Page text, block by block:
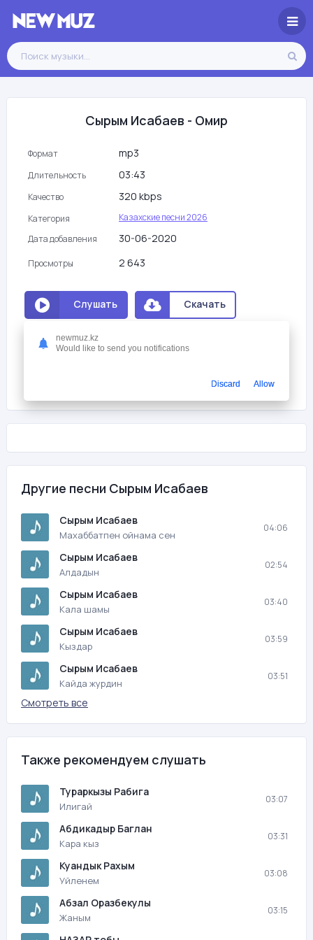
Сырым Исабаев - Омир
Формат mp3
Длительность 03:43
Качество 320 kbps
Категория
Казахские песни 2026
Дата добавления
30-06-2020
Просмотры 2 643
Слушать Скачать
Мне нравится
Исабаев - Омир с битрейтом 320 kb/s и продолжительностью 03:43
в mp3 формате и слушать онлайн.
Другие песни Сырым Исабаев
Сырым Исабаев
Махаббатпен ойнама сен
04:06
Сырым Исабаев
Алдадын
02:54
Сырым Исабаев
Кала шамы
03:40
Сырым Исабаев
Кыздар
03:59
Сырым Исабаев
Кайда журдин
03:51
Смотреть все
Также рекомендуем слушать
Тураркызы Рабига
Илигай
03:07
Абдикадыр Баглан
Кара кыз
03:31
Куандык Рахым
Уйленем
03:08
Абзал Оразбекулы
Жаным
03:15
newmuz.kz
Would like to send you notifications
Discard Allow